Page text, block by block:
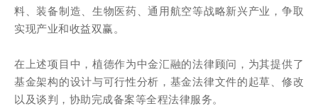
料、装备制造、生物医药、通用航空等战略新兴产业，争取
实现产业和收益双赢。
在上述项目中，植德作为中金汇融的法律顾问，为其提供了
基金架构的设计与可行性分析，基金法律文件的起草、修改
以及谈判，协助完成备案等全程法律服务。